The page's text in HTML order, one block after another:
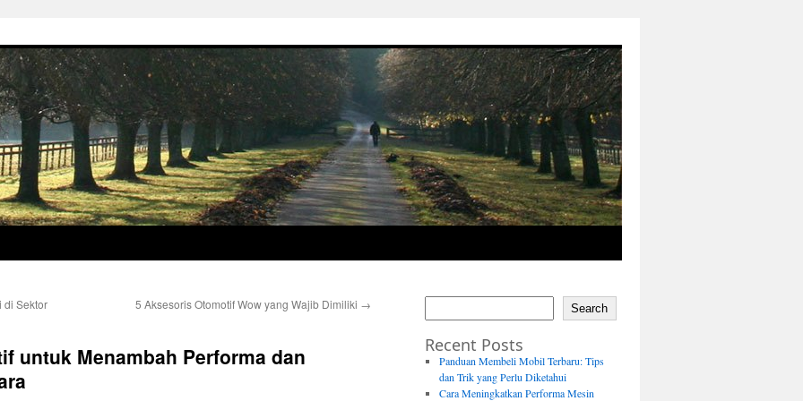
di Sektor
5 Aksesoris Otomotif Wow yang Wajib Dimiliki →
untuk Menambah Performa dan
Search
Recent Posts
Panduan Membeli Mobil Terbaru: Tips
dan Trik yang Perlu Diketahui
Cara Meningkatkan Performa Mesin